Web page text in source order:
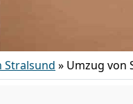
Stralsund » Umzug von